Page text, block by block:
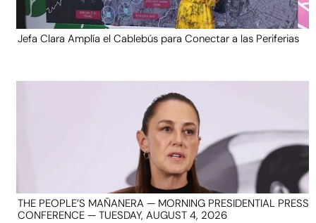
Jefa Clara Amplía el Cablebús para Conectar a las Periferias
THE PEOPLE’S MAÑANERA — MORNING PRESIDENTIAL PRESS
CONFERENCE — TUESDAY, AUGUST 4, 2026